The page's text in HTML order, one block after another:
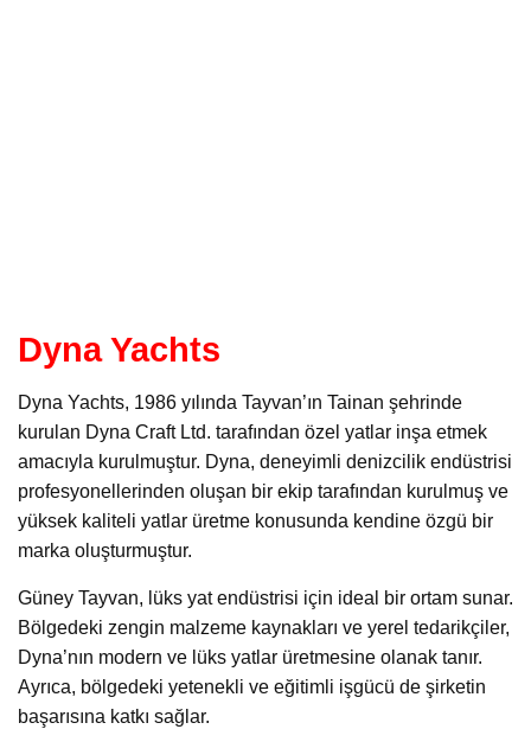
Dyna Yachts
Dyna Yachts, 1986 yılında Tayvan’ın Tainan şehrinde
kurulan Dyna Craft Ltd. tarafından özel yatlar inşa etmek
amacıyla kurulmuştur. Dyna, deneyimli denizcilik endüstrisi
profesyonellerinden oluşan bir ekip tarafından kurulmuş ve
yüksek kaliteli yatlar üretme konusunda kendine özgü bir
marka oluşturmuştur.
Güney Tayvan, lüks yat endüstrisi için ideal bir ortam sunar.
Bölgedeki zengin malzeme kaynakları ve yerel tedarikçiler,
Dyna’nın modern ve lüks yatlar üretmesine olanak tanır.
Ayrıca, bölgedeki yetenekli ve eğitimli işgücü de şirketin
başarısına katkı sağlar.